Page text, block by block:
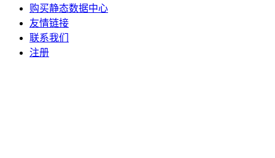
购买静态数据中心
友情链接
联系我们
注册